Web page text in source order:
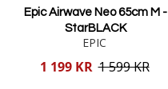
Epic Airwave Neo 65cm M -
StarBLACK
EPIC
Reducerat
1 199 KR 1 599 KR